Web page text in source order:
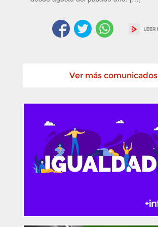
Ver más comunicados